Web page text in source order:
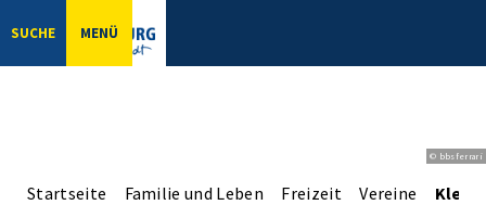
SUCHE MENÜ
© bbsferrari
Startseite Familie und Leben Freizeit Vereine